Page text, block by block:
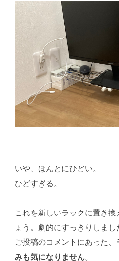
いや、ほんとにひどい。
ひどすぎる。
これを新しいラックに置き
ょう。劇的にすっきりしまし
ご投稿のコメントにあった、
みも気になりません。